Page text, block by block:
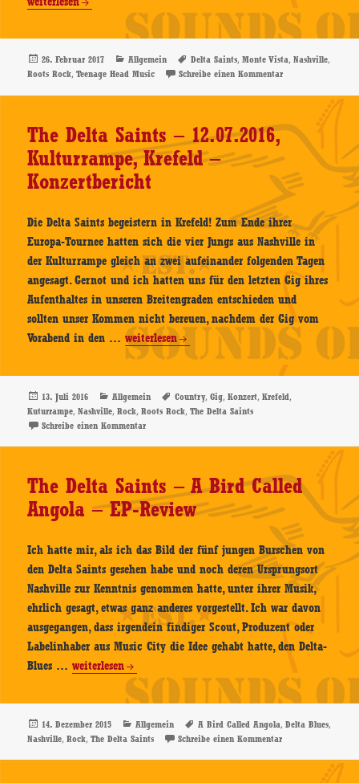
Saints
–
Monte
–
Review
Veröffentlicht
am
26. Februar 2017 Kategorien
Allgemein Schlagwörter
Delta Saints,Monte Vista,Nashville,
Roots Rock,Teenage Head Music Schreibe einen Kommentarzu The Delta
The Delta Saints – 12.07.2016,
Kulturrampe, Krefeld –
Konzertbericht
Die Delta Saints begeistern in Krefeld! Zum Ende ihrer
Europa-Tournee hatten sich die vier Jungs aus Nashville in
der Kulturrampe gleich an zwei aufeinander folgenden Tagen
angesagt. Gernot und ich hatten uns für den letzten Gig ihres
Aufenthaltes in unseren Breitengraden entschieden und
sollten unser Kommen nicht bereuen, nachdem der Gig vom
Vorabend in den …The
Delta
Saints
–
12.07.2016,
Kulturrampe,
Konzertbericht
weiterlesen
Veröffentlicht
am
13. Juli 2016 Kategorien
Allgemein Schlagwörter
Country,Gig,Konzert,Krefeld,
Kuturrampe,Nashville,Rock,Roots Rock,The Delta Saints
Schreibe einen Kommentarzu The Delta Saints – 12.07.2016, Kulturrampe,
The Delta Saints – A Bird Called
Angola – EP-Review
Ich hatte mir, als ich das Bild der fünf jungen Burschen von
den Delta Saints gesehen habe und noch deren Ursprungsort
Nashville zur Kenntnis genommen hatte, unter ihrer Musik,
ehrlich gesagt, etwas ganz anderes vorgestellt. Ich war davon
ausgegangen, dass irgendein findiger Scout, Produzent oder
Labelinhaber aus Music City die Idee gehabt hatte, den Delta-
Blues …The
Saints
–
A
Bird
weiterlesen
Veröffentlicht
am
14. Dezember 2015 Kategorien
Allgemein Schlagwörter
A Bird Called Angola,Delta Blues,
Nashville,Rock,The Delta Saints Schreibe einen Kommentarzu The Delta